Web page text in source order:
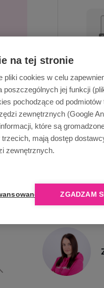
na tej stronie
pliki cookies w celu
poszczególnych jej funkcji
pochodzące od
zewnętrznych (Google
które są
mają dostęp
zewnętrznych.
ZGADZAM